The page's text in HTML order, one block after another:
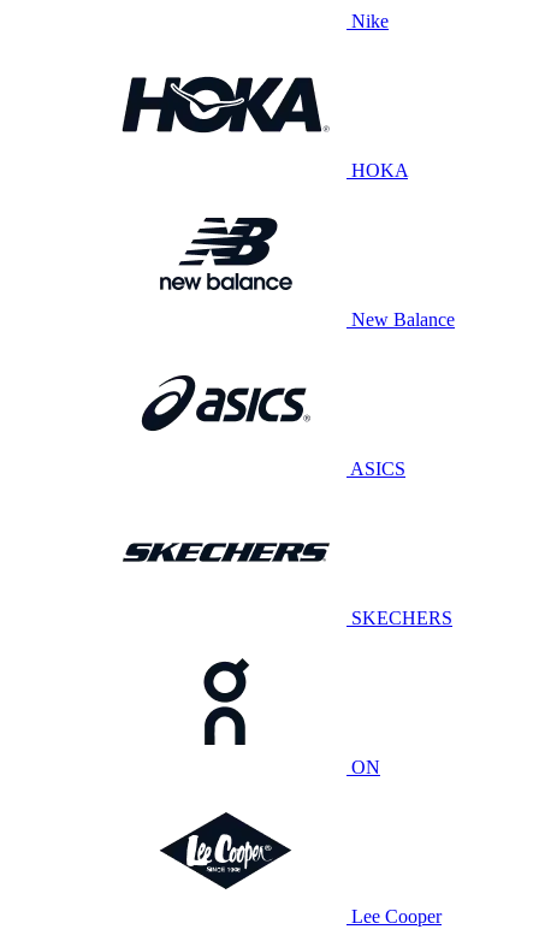
Nike
HOKA
New Balance
ASICS
SKECHERS
ON
Lee Cooper